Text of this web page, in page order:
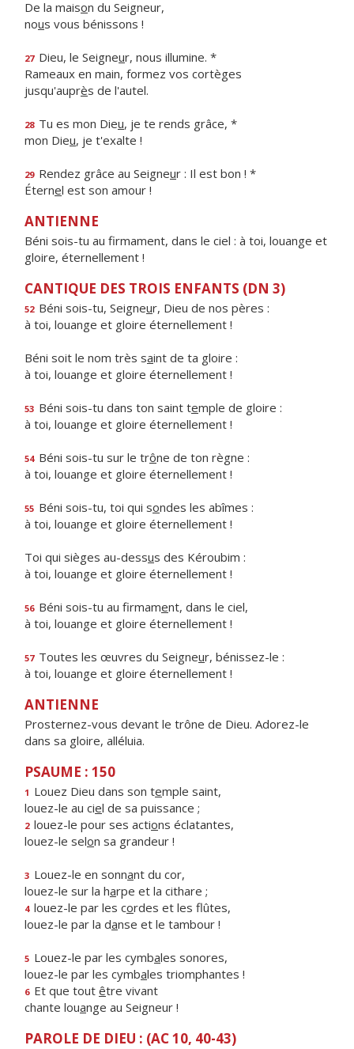
De la maison du Seigneur,
nous vous bénissons !
27 Dieu, le Seigneur, nous illumine. *
Rameaux en main, formez vos cortèges
jusqu'auprès de l'autel.
28 Tu es mon Dieu, je te rends grâce, *
mon Dieu, je t'exalte !
29 Rendez grâce au Seigneur : Il est bon ! *
Éternel est son amour !
ANTIENNE
Béni sois-tu au firmament, dans le ciel : à toi, louange et
gloire, éternellement !
CANTIQUE DES TROIS ENFANTS (DN 3)
52 Béni sois-tu, Seigneur, Dieu de nos pères :
à toi, louange et gloire éternellement !
Béni soit le nom très saint de ta gloire :
à toi, louange et gloire éternellement !
53 Béni sois-tu dans ton saint temple de gloire :
à toi, louange et gloire éternellement !
54 Béni sois-tu sur le trône de ton règne :
à toi, louange et gloire éternellement !
55 Béni sois-tu, toi qui sondes les abîmes :
à toi, louange et gloire éternellement !
Toi qui sièges au-dessus des Kéroubim :
à toi, louange et gloire éternellement !
56 Béni sois-tu au firmament, dans le ciel,
à toi, louange et gloire éternellement !
57 Toutes les œuvres du Seigneur, bénissez-le :
à toi, louange et gloire éternellement !
ANTIENNE
Prosternez-vous devant le trône de Dieu. Adorez-le
dans sa gloire, alléluia.
PSAUME : 150
1 Louez Dieu dans son temple saint,
louez-le au ciel de sa puissance ;
2 louez-le pour ses actions éclatantes,
louez-le selon sa grandeur !
3 Louez-le en sonnant du cor,
louez-le sur la harpe et la cithare ;
4 louez-le par les cordes et les flûtes,
louez-le par la danse et le tambour !
5 Louez-le par les cymbales sonores,
louez-le par les cymbales triomphantes !
6 Et que tout être vivant
chante louange au Seigneur !
PAROLE DE DIEU : (AC 10, 40-43)